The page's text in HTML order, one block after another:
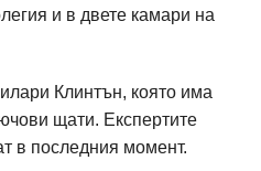
и в двете камари на
Клинтън, която има
щати. Експертите
в последния момент.